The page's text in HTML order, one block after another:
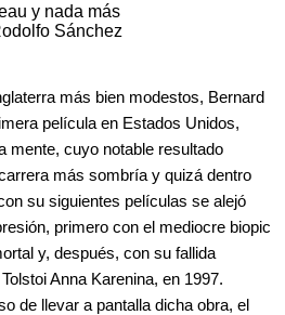
y nada más
Sánchez
más bien modestos, Bernard
película en Estados Unidos,
mente, cuyo notable resultado
más sombría y quizá dentro
su siguientes películas se alejó
primero con el mediocre biopic
y, después, con su fallida
Anna Karenina, en 1997.
de llevar a pantalla dicha obra, el